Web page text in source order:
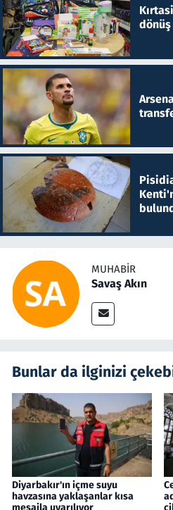
MUHABIR
Savaş Akın
Bunlar da ilginizi
Diyarbakır'ın içme suyu
havzasına yaklaşanlar kısa
mesajla uyarılıyor